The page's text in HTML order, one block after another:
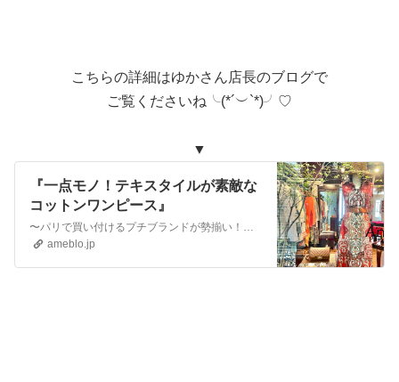
こちらの詳細はゆかさん店長のブログで
ご覧くださいね╰(*´︶`*)╯♡
▼
『一点モノ！テキスタイルが素敵な
コットンワンピース』
ameblo.jp